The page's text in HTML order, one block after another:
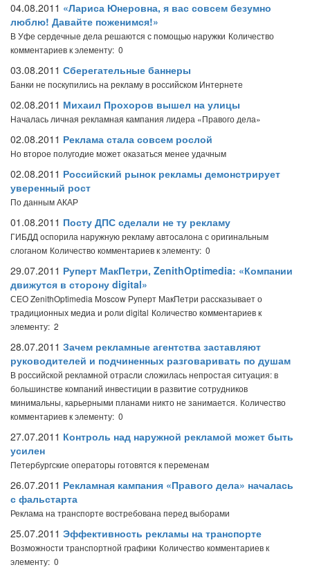
04.08.2011 «Лариса Юнеровна, я вас совсем безумно
люблю! Давайте поженимся!»
В Уфе сердечные дела решаются с помощью наружки Количество
комментариев к элементу: 0
03.08.2011 Сберегательные баннеры
Банки не поскупились на рекламу в российском Интернете
02.08.2011 Михаил Прохоров вышел на улицы
Началась личная рекламная кампания лидера «Правого дела»
02.08.2011 Реклама стала совсем рослой
Но второе полугодие может оказаться менее удачным
02.08.2011 Российский рынок рекламы демонстрирует
уверенный рост
По данным АКАР
01.08.2011 Посту ДПС сделали не ту рекламу
ГИБДД оспорила наружную рекламу автосалона с оригинальным
слоганом Количество комментариев к элементу: 0
29.07.2011 Руперт МакПетри, ZenithOptimedia: «Компании
движутся в сторону digital»
СЕО ZenithOptimedia Moscow Руперт МакПетри рассказывает о
традиционных медиа и роли digital Количество комментариев к
элементу: 2
28.07.2011 Зачем рекламные агентства заставляют
руководителей и подчиненных разговаривать по душам
В российской рекламной отрасли сложилась непростая ситуация: в
большинстве компаний инвестиции в развитие сотрудников
минимальны, карьерными планами никто не занимается. Количество
комментариев к элементу: 0
27.07.2011 Контроль над наружной рекламой может быть
усилен
Петербургские операторы готовятся к переменам
26.07.2011 Рекламная кампания «Правого дела» началась
с фальстарта
Реклама на транспорте востребована перед выборами
25.07.2011 Эффективность рекламы на транспорте
Возможности транспортной графики Количество комментариев к
элементу: 0